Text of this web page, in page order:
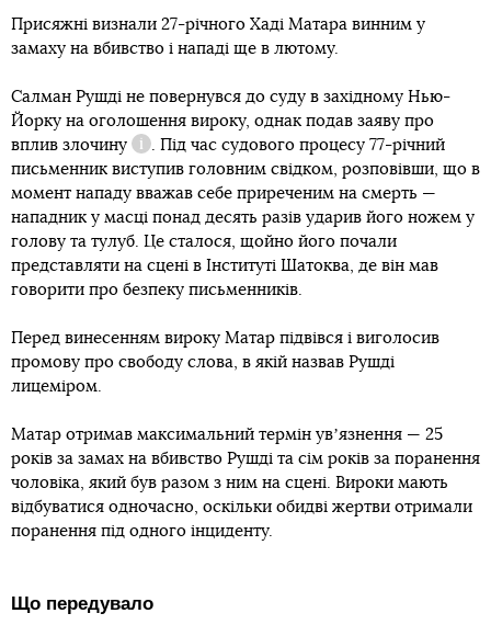
Присяжні визнали 27-річного Хаді Матара винним у
замаху на вбивство і нападі ще в лютому.
Салман Рушді не повернувся до суду в західному Нью-
Йорку на оголошення вироку, однак подав заяву про
вплив злочину
Довідка
. Під час судового процесу 77-річний
письменник виступив головним свідком, розповівши, що в
момент нападу вважав себе приреченим на смерть —
нападник у масці понад десять разів ударив його ножем у
голову та тулуб. Це сталося, щойно його почали
представляти на сцені в Інституті Шатоква, де він мав
говорити про безпеку письменників.
Перед винесенням вироку Матар підвівся і виголосив
промову про свободу слова, в якій назвав Рушді
лицеміром.
Матар отримав максимальний термін увʼязнення — 25
років за замах на вбивство Рушді та сім років за поранення
чоловіка, який був разом з ним на сцені. Вироки мають
відбуватися одночасно, оскільки обидві жертви отримали
поранення під одного інциденту.
Що передувало